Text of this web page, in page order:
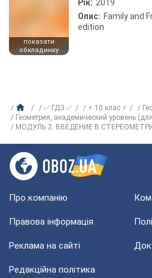
показати
обкладинку
Рік: 2019
Опис: Family and
edition
✅ ГДЗ ✅ ⚡ 10 клас ⚡
Геометрия, академический уровень
МОДУЛЬ 2. ВВЕДЕНИЕ В
Про компанію
Правова інформація
Реклама на сайті
Редакційна політика